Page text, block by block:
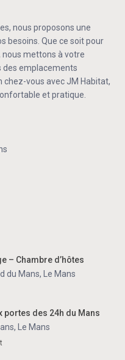
nous proposons une
besoins. Que ce soit pour
nous mettons à votre
des emplacements
vous avec JM Habitat,
et pratique.
– Chambre d’hôtes
du Mans,
Le Mans
portes des 24h du Mans
,
Le Mans